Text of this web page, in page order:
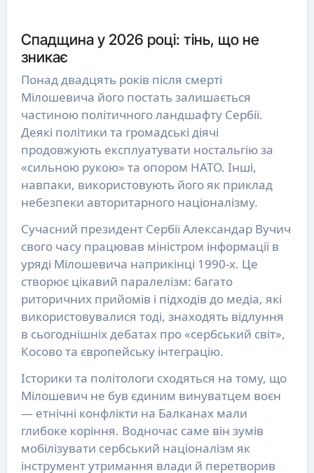
Спадщина у 2026 році: тінь, що не
зникає
Понад двадцять років після смерті
Мілошевича його постать залишається
частиною політичного ландшафту Сербії.
Деякі політики та громадські діячі
продовжують експлуатувати ностальгію за
«сильною рукою» та опором НАТО. Інші,
навпаки, використовують його як приклад
небезпеки авторитарного націоналізму.
Сучасний президент Сербії Александар Вучич
свого часу працював міністром інформації в
уряді Мілошевича наприкінці 1990-х. Це
створює цікавий паралелізм: багато
риторичних прийомів і підходів до медіа, які
використовувалися тоді, знаходять відлуння
в сьогоднішніх дебатах про «сербський світ»,
Косово та європейську інтеграцію.
Історики та політологи сходяться на тому, що
Мілошевич не був єдиним винуватцем воєн
— етнічні конфлікти на Балканах мали
глибоке коріння. Водночас саме він зумів
мобілізувати сербський націоналізм як
інструмент утримання влади й перетворив